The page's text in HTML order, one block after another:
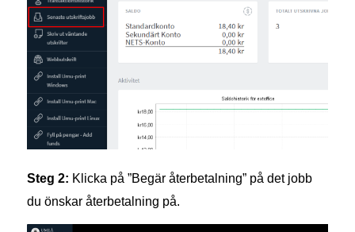
Steg 2: Klicka på ”Begär återbetalning” på det jobb
du önskar återbetalning på.